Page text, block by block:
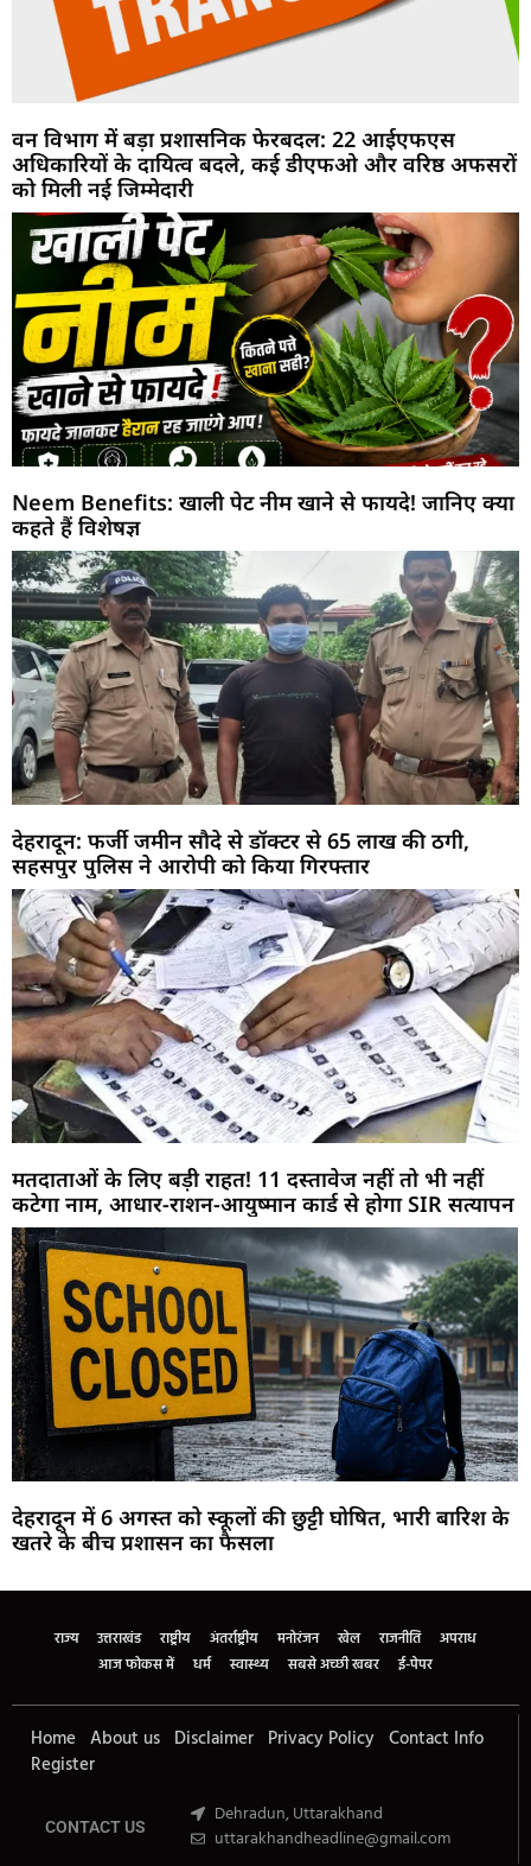
वन विभाग में बड़ा प्रशासनिक फेरबदल: 22 आईएफएस
अधिकारियों के दायित्व बदले, कई डीएफओ और वरिष्ठ अफसरों
को मिली नई जिम्मेदारी
Neem Benefits: खाली पेट नीम खाने से फायदे! जानिए क्या
कहते हैं विशेषज्ञ
देहरादून: फर्जी जमीन सौदे से डॉक्टर से 65 लाख की ठगी,
सहसपुर पुलिस ने आरोपी को किया गिरफ्तार
मतदाताओं के लिए बड़ी राहत! 11 दस्तावेज नहीं तो भी नहीं
कटेगा नाम, आधार-राशन-आयुष्मान कार्ड से होगा SIR सत्यापन
देहरादून में 6 अगस्त को स्कूलों की छुट्टी घोषित, भारी बारिश के
खतरे के बीच प्रशासन का फैसला
राज्य उत्तराखंड राष्ट्रीय अंतर्राष्ट्रीय मनोरंजन खेल राजनीति
अपराध
आज फोकस में
धर्म स्वास्थ्य सबसे अच्छी खबर ई-पेपर
Home About us Disclaimer Privacy Policy Contact Info
Register
CONTACT US
Dehradun, Uttarakhand
uttarakhandheadline@gmail.com